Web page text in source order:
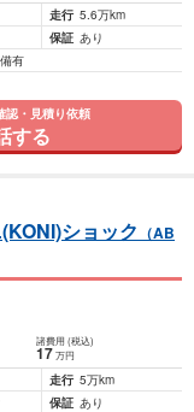
走行 5.6万km
保証 あり
有
認・見積り依頼
する
ショック （AB
諸費用 (税込)
17 万円
走行 5万km
保証 あり